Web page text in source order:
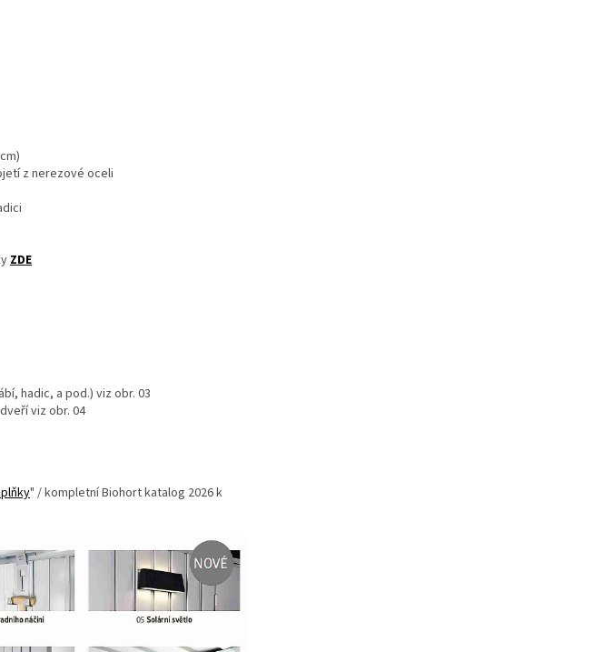
z nerezové oceli
ZDE
hadic, a pod.) viz obr. 03
viz obr. 04
" / kompletní Biohort katalog 2026 k